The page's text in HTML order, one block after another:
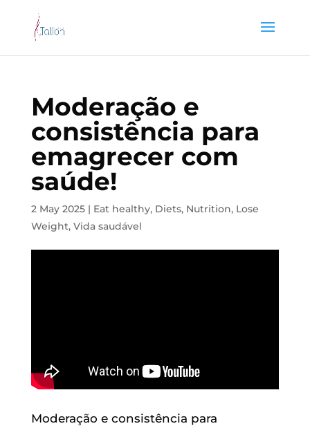
Moderação e
consistência para
emagrecer com
saúde!
2 May 2025| Eat healthy, Diets, Nutrition, Lose
Weight, Vida saudável
Moderação e consistência para